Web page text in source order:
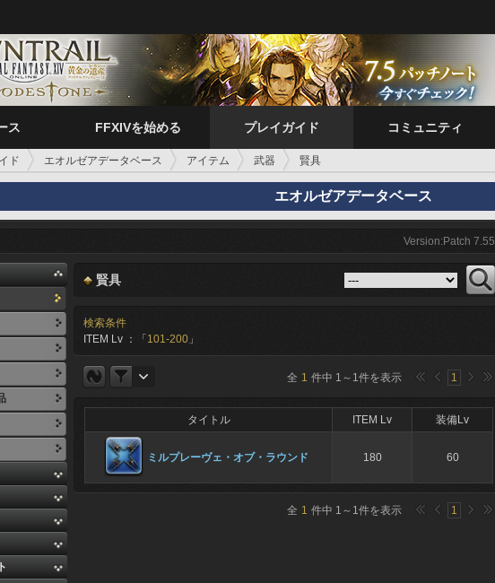
ス FFXIVを始める プレイガイド コミュニティ
ド エオルゼアデータベース アイテム 武器 賢具
エオルゼアデータベース
Version:Patch 7.55
賢具
検索条件
ITEM Lv ：「 101-200 」
全 1 件中 1 ～ 1件を表示 1
タイトル ITEM Lv 装備Lv
ミルプレーヴェ・オブ・ラウンド 180 60
全 1 件中 1 ～ 1件を表示 1